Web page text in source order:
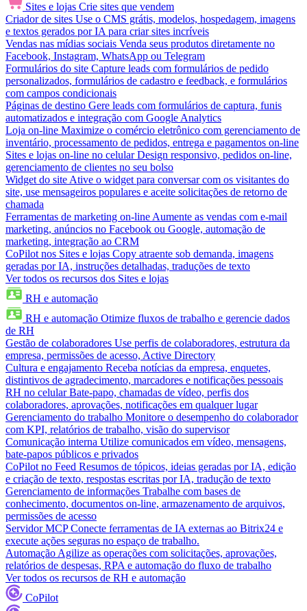
Sites e lojas Crie sites que vendem
Criador de sites Use o CMS grátis, modelos, hospedagem, imagens
e textos gerados por IA para criar sites incríveis
Vendas nas mídias sociais Venda seus produtos diretamente no
Facebook, Instagram, WhatsApp ou Telegram
Formulários do site Capture leads com formulários de pedido
personalizados, formulários de cadastro e feedback, e formulários
com campos condicionais
Páginas de destino Gere leads com formulários de captura, funis
automatizados e integração com Google Analytics
Loja on-line Maximize o comércio eletrônico com gerenciamento de
inventário, processamento de pedidos, entrega e pagamentos on-line
Sites e lojas on-line no celular Design responsivo, pedidos on-line,
gerenciamento de clientes no seu bolso
Widget do site Ative o widget para conversar com os visitantes do
site, use mensageiros populares e aceite solicitações de retorno de
chamada
Ferramentas de marketing on-line Aumente as vendas com e-mail
marketing, anúncios no Facebook ou Google, automação de
marketing, integração ao CRM
CoPilot nos Sites e lojas Copy atraente sob demanda, imagens
geradas por IA, instruções detalhadas, traduções de texto
Ver todos os recursos dos Sites e lojas
RH e automação
RH e automação Otimize fluxos de trabalho e gerencie dados
de RH
Gestão de colaboradores Use perfis de colaboradores, estrutura da
empresa, permissões de acesso, Active Directory
Cultura e engajamento Receba notícias da empresa, enquetes,
distintivos de agradecimento, marcadores e notificações pessoais
RH no celular Bate-papo, chamadas de vídeo, perfis dos
colaboradores, aprovações, notificações em qualquer lugar
Gerenciamento do trabalho Monitore o desempenho do colaborador
com KPI, relatórios de trabalho, visão do supervisor
Comunicação interna Utilize comunicados em vídeo, mensagens,
bate-papos públicos e privados
CoPilot no Feed Resumos de tópicos, ideias geradas por IA, edição
e criação de texto, respostas escritas por IA, tradução de texto
Gerenciamento de informações Trabalhe com bases de
conhecimento, documentos on-line, armazenamento de arquivos,
permissões de acesso
Servidor MCP Conecte ferramentas de IA externas ao Bitrix24 e
execute ações seguras no espaço de trabalho.
Automação Agilize as operações com solicitações, aprovações,
relatórios de despesas, RPA e automação do fluxo de trabalho
Ver todos os recursos de RH e automação
CoPilot